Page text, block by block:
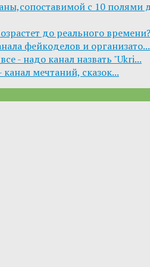
с 10 полями
до реального
фейкоделов и организато...
- надо канал назвать "Ukri...
мечтаний, сказок...